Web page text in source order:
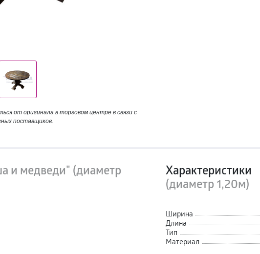
от оригинала в торговом центре в связи с
поставщиков.
и медведи" (диаметр
Характеристики
(диаметр 1,20м)
Ширина
Длина
Тип
Материал